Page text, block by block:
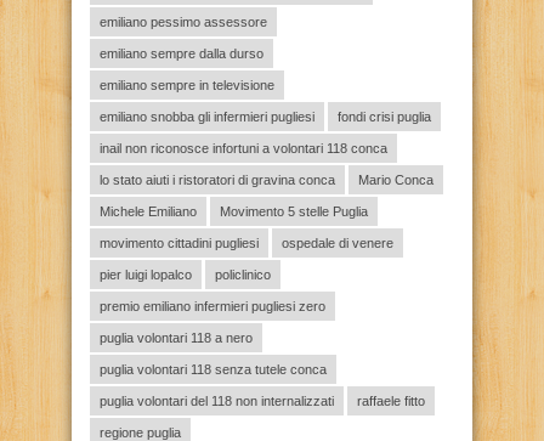
emiliano pessimo assessore
emiliano sempre dalla durso
emiliano sempre in televisione
emiliano snobba gli infermieri pugliesi fondi crisi puglia
inail non riconosce infortuni a volontari 118 conca
lo stato aiuti i ristoratori di gravina conca Mario Conca
Michele Emiliano Movimento 5 stelle Puglia
movimento cittadini pugliesi ospedale di venere
pier luigi lopalco policlinico
premio emiliano infermieri pugliesi zero
puglia volontari 118 a nero
puglia volontari 118 senza tutele conca
puglia volontari del 118 non internalizzati raffaele fitto
regione puglia